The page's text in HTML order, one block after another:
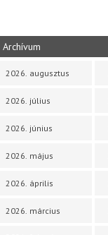
Archívum
2026. augusztus
2026. július
2026. június
2026. május
2026. április
2026. március